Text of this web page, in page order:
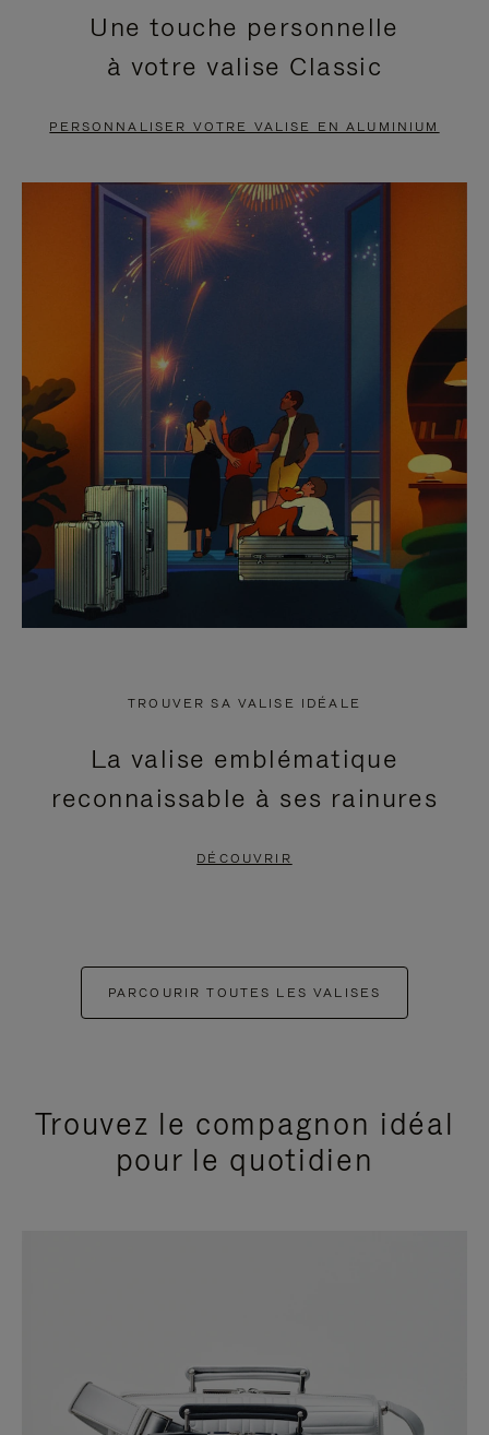
EN
PAUSE,
APPUYEZ
POUR
METTRE
PAUSE
VIDÉO
EST
DÉSACTIVÉ.
CLIQUER
POUR
RÉACTIVER
LE
SON
Une touche personnelle
à votre valise Classic
PERSONNALISER VOTRE VALISE EN ALUMINIUM
TROUVER SA VALISE IDÉALE
La valise emblématique
reconnaissable à ses rainures
DÉCOUVRIR
PARCOURIR TOUTES LES VALISES
Trouvez le compagnon idéal
pour le quotidien